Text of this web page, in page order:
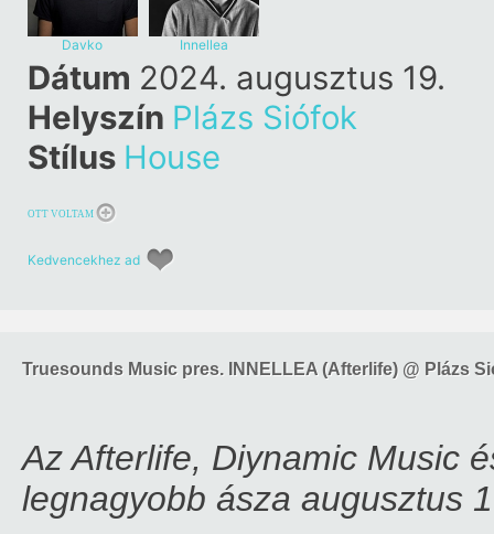
Davko Innellea
Dátum 2024. augusztus 19.
Helyszín Plázs Siófok
Stílus House
OTT VOLTAM
Kedvencekhez ad
Truesounds Music pres. INNELLEA (Afterlife) @ Plázs
Az Afterlife, Diynamic Music
legnagyobb ásza augusztus